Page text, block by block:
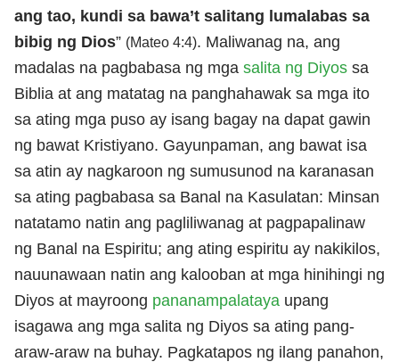
ang tao, kundi sa bawa’t salitang lumalabas sa
bibig ng Dios” (Mateo 4:4). Maliwanag na, ang
madalas na pagbabasa ng mga salita ng Diyos sa
Biblia at ang matatag na panghahawak sa mga ito
sa ating mga puso ay isang bagay na dapat gawin
ng bawat Kristiyano. Gayunpaman, ang bawat isa
sa atin ay nagkaroon ng sumusunod na karanasan
sa ating pagbabasa sa Banal na Kasulatan: Minsan
natatamo natin ang pagliliwanag at pagpapalinaw
ng Banal na Espiritu; ang ating espiritu ay nakikilos,
nauunawaan natin ang kalooban at mga hinihingi ng
Diyos at mayroong pananampalataya upang
isagawa ang mga salita ng Diyos sa ating pang-
araw-araw na buhay. Pagkatapos ng ilang panahon,